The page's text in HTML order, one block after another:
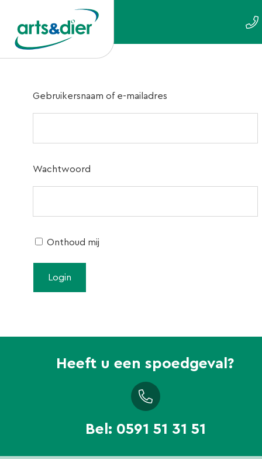
Gebruikersnaam of e-mailadres
Wachtwoord
Onthoud mij
Heeft u een spoedgeval?
Bel: 0591 51 31 51